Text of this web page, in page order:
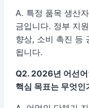
A. 특정 품목 생산
금입니다. 정부 지
향상, 소비 촉진 등
됩니다.
Q2. 2026년 어선어
핵심 목표는 무엇인